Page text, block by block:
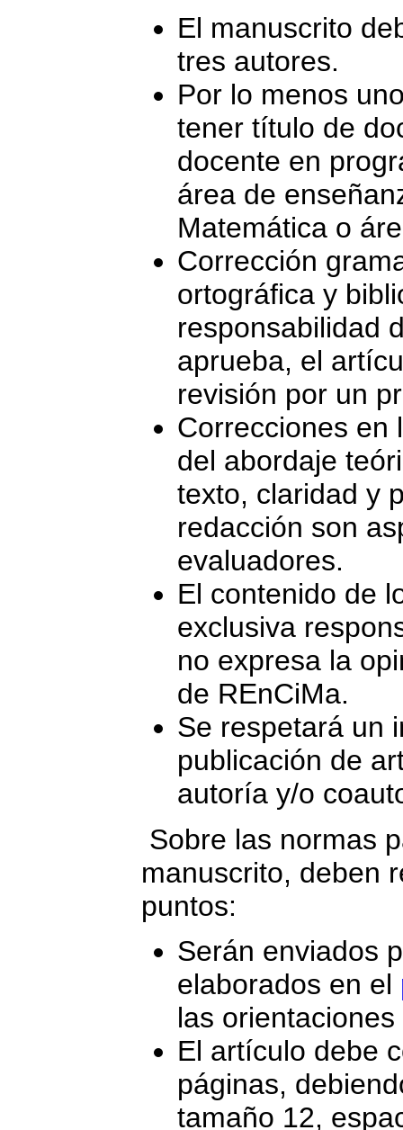
El manuscrito
tres autores.
Por lo menos
tener título de
docente en
área de
Matemática o
Corrección
ortográfica y
responsabilidad
aprueba, el
revisión por un
Correcciones en
del abordaje
texto, claridad y
redacción son
evaluadores.
El contenido de
exclusiva
no expresa la
de REnCiMa.
Se respetará un
publicación de
autoría y/o
Sobre las normas
manuscrito, deben
puntos:
Serán enviados
elaborados en el
las
El artículo debe
páginas,
tamaño 12,